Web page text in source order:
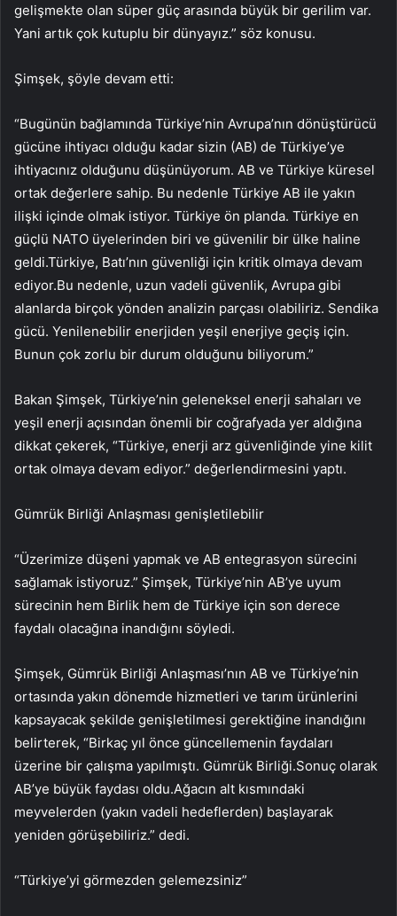
gelişmekte olan süper güç arasında büyük bir gerilim var.
Yani artık çok kutuplu bir dünyayız.” söz konusu.
Şimşek, şöyle devam etti:
“Bugünün bağlamında Türkiye’nin Avrupa’nın dönüştürücü
gücüne ihtiyacı olduğu kadar sizin (AB) de Türkiye’ye
ihtiyacınız olduğunu düşünüyorum. AB ve Türkiye küresel
ortak değerlere sahip. Bu nedenle Türkiye AB ile yakın
ilişki içinde olmak istiyor. Türkiye ön planda. Türkiye en
güçlü NATO üyelerinden biri ve güvenilir bir ülke haline
geldi.Türkiye, Batı’nın güvenliği için kritik olmaya devam
ediyor.Bu nedenle, uzun vadeli güvenlik, Avrupa gibi
alanlarda birçok yönden analizin parçası olabiliriz. Sendika
gücü. Yenilenebilir enerjiden yeşil enerjiye geçiş için.
Bunun çok zorlu bir durum olduğunu biliyorum.”
Bakan Şimşek, Türkiye’nin geleneksel enerji sahaları ve
yeşil enerji açısından önemli bir coğrafyada yer aldığına
dikkat çekerek, “Türkiye, enerji arz güvenliğinde yine kilit
ortak olmaya devam ediyor.” değerlendirmesini yaptı.
Gümrük Birliği Anlaşması genişletilebilir
“Üzerimize düşeni yapmak ve AB entegrasyon sürecini
sağlamak istiyoruz.” Şimşek, Türkiye’nin AB’ye uyum
sürecinin hem Birlik hem de Türkiye için son derece
faydalı olacağına inandığını söyledi.
Şimşek, Gümrük Birliği Anlaşması’nın AB ve Türkiye’nin
ortasında yakın dönemde hizmetleri ve tarım ürünlerini
kapsayacak şekilde genişletilmesi gerektiğine inandığını
belirterek, “Birkaç yıl önce güncellemenin faydaları
üzerine bir çalışma yapılmıştı. Gümrük Birliği.Sonuç olarak
AB’ye büyük faydası oldu.Ağacın alt kısmındaki
meyvelerden (yakın vadeli hedeflerden) başlayarak
yeniden görüşebiliriz.” dedi.
“Türkiye’yi görmezden gelemezsiniz”